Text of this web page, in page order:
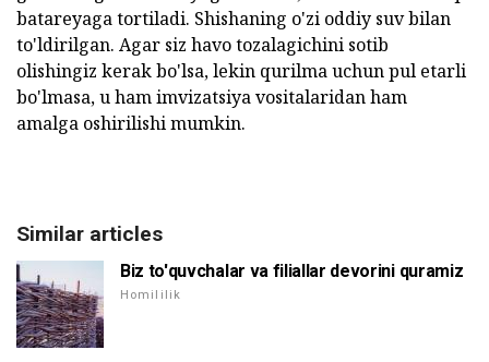
batareyaga tortiladi. Shishaning o'zi oddiy suv bilan
to'ldirilgan. Agar siz havo tozalagichini sotib
olishingiz kerak bo'lsa, lekin qurilma uchun pul etarli
bo'lmasa, u ham imvizatsiya vositalaridan ham
amalga oshirilishi mumkin.
Similar articles
Biz to'quvchalar va filiallar devorini quramiz
Homililik